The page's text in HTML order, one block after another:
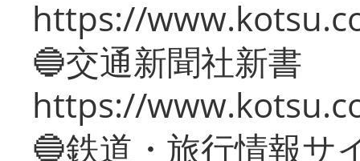
https://
🔵交通新聞社新書
https://
🔵鉄道・旅行情報サ